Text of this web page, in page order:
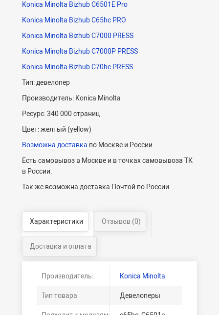
Konica Minolta Bizhub C6501E Pro
Konica Minolta Bizhub C65hc PRO
Konica Minolta Bizhub C7000 PRESS
Konica Minolta Bizhub C7000P PRESS
Konica Minolta Bizhub C70hc PRESS
Тип: девелопер
Производитель: Konica Minolta
Ресурс: 340 000 страниц
Цвет: желтый (yellow)
Возможна доставка по Москве и России.
Есть самовывоз в Москве и в точках самовывоза ТК
в России.
Так же возможна доставка Почтой по России.
Характеристики Отзывов (0)
Доставка и оплата
Производитель: Konica Minolta
Тип товара Девелоперы